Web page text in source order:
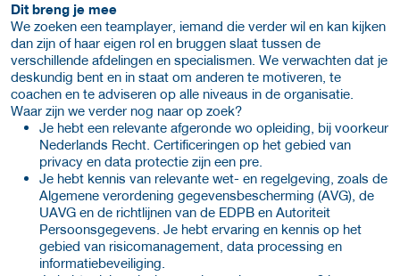
Dit breng je mee
We zoeken een teamplayer, iemand die verder wil en kan kijken
dan zijn of haar eigen rol en bruggen slaat tussen de
verschillende afdelingen en specialismen. We verwachten dat je
deskundig bent en in staat om anderen te motiveren, te
coachen en te adviseren op alle niveaus in de organisatie.
Waar zijn we verder nog naar op zoek?
Je hebt een relevante afgeronde wo opleiding, bij voorkeur
Nederlands Recht. Certificeringen op het gebied van
privacy en data protectie zijn een pre.
Je hebt kennis van relevante wet- en regelgeving, zoals de
Algemene verordening gegevensbescherming (AVG), de
UAVG en de richtlijnen van de EDPB en Autoriteit
Persoonsgegevens. Je hebt ervaring en kennis op het
gebied van risicomanagement, data processing en
informatiebeveiliging.